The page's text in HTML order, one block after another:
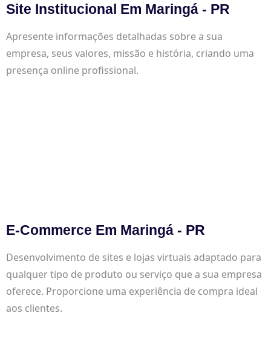
Site Institucional Em Maringá - PR
Apresente informações detalhadas sobre a sua
empresa, seus valores, missão e história, criando uma
presença online profissional.
E-Commerce Em Maringá - PR
Desenvolvimento de sites e lojas virtuais adaptado para
qualquer tipo de produto ou serviço que a sua empresa
oferece. Proporcione uma experiência de compra ideal
aos clientes.